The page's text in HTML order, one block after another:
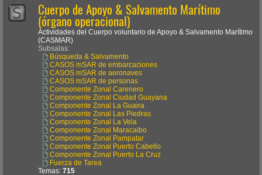
Cuerpo de Apoyo & Salvamento Marítimo
(órgano operacional)
Actividades del Cuerpo voluntario de Apoyo & Salvamento Marítimo
(CASMAR)
Subsalas:
Búsqueda & Salvamento
CASOS mSAR de embarcaciones
CASOS mSAR de aeronaves
CASOS mSAR de personas
Componente Zonal Carenero
Componente Zonal Ciudad Guayana
Componente Zonal La Guaira
Componente Zonal Las Piedras
Componente Zonal La Vela
Componente Zonal Maracaibo
Componente Zonal Pampatar
Componente Zonal Puerto Cabello
Componente Zonal Puerto La Cruz
Fuerza de Tarea
Temas: 715